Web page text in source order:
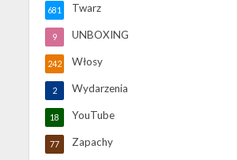
Twarz
681
UNBOXING
9
Włosy
242
Wydarzenia
2
YouTube
18
Zapachy
77